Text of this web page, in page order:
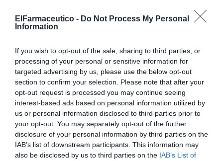
ElFarmaceutico - Do Not Process My Personal
Information
If you wish to opt-out of the sale, sharing to third parties, or
processing of your personal or sensitive information for
targeted advertising by us, please use the below opt-out
section to confirm your selection. Please note that after your
opt-out request is processed you may continue seeing
interest-based ads based on personal information utilized by
us or personal information disclosed to third parties prior to
your opt-out. You may separately opt-out of the further
disclosure of your personal information by third parties on the
IAB’s list of downstream participants. This information may
also be disclosed by us to third parties on the IAB’s List of
El giro hacia la
profesionales
El número de
servicios
profesionales que
ofrecen las farmacias
australianas ha
crecido rápidamente
en los últimos años. En la tabla 2 se indica una selección
de los servicios más habituales que ofrecen las